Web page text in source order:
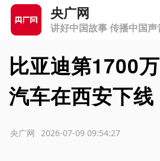
央广网
讲好中国故事 传播中国声
比亚迪第1700
汽车在西安下线
2026-07-09 09:54:27
央广网